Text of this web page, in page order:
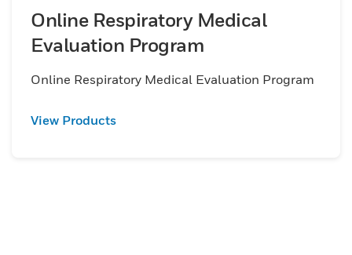
Online Respiratory Medical
Evaluation Program
Online Respiratory Medical Evaluation Program
View Products